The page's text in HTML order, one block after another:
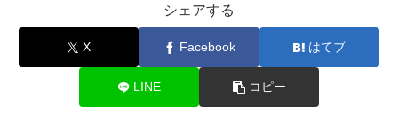
シェアする
X Facebook はてブ
LINE コピー